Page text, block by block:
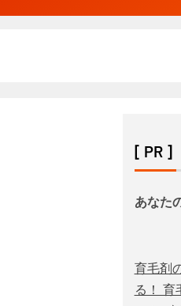
[ PR ]
あなた
育毛剤
る！ 育